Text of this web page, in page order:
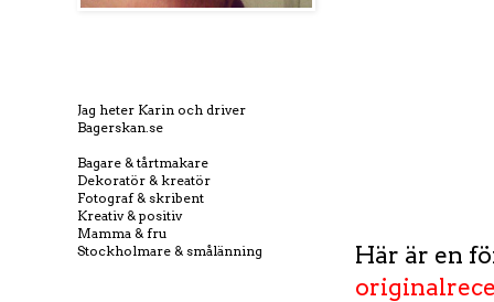
Här är en
Jag heter Karin och driver
Bagerskan.se
Bagare & tårtmakare
Dekoratör & kreatör
Fotograf & skribent
Kreativ & positiv
Mamma & fru
Stockholmare & smålänning